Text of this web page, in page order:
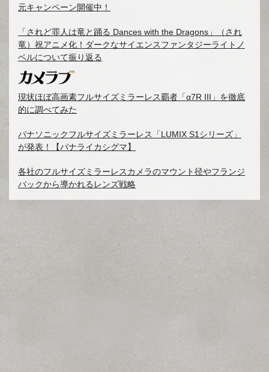
元キャンペーン開催中！
「されど罪人は竜と踊る Dances with the Dragons」（され
竜）祝アニメ化！ダークなサイエンスファンタジーライトノ
ベルについて振り返る
現状ほぼ高画素フルサイズミラーレス覇者「α7R III」を徹底
的に調べてみた
パナソニックフルサイズミラーレス「LUMIX S1シリーズ」
が発表！【パナライカシグマ】
各社のフルサイズミラーレスカメラのマウント径やフランジ
バックから導かれるレンズ戦略